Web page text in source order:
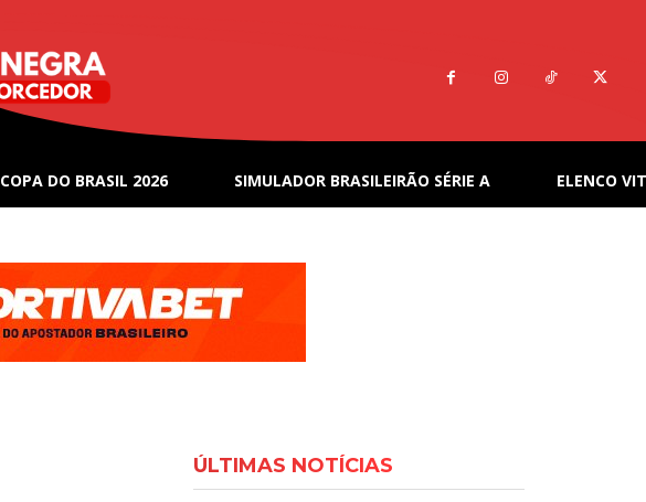
COPA DO BRASIL 2026 SIMULADOR BRASILEIRÃO SÉRIE A ELENCO
ÚLTIMAS NOTÍCIAS